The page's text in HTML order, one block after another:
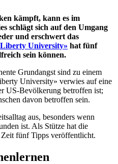
kämpft, kann es im
schlägt sich auf den Umgang
und erschwert das
University» hat fünf
sein können.
Grundangst sind zu einem
University» verwies auf eine
US-Bevölkerung betroffen ist;
davon betroffen sein.
aus, besonders wenn
ist. Als Stütze hat die
fünf Tipps veröffentlicht.